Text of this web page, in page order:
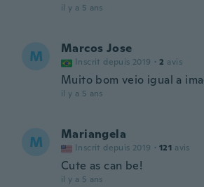
il y a 5 ans
M Marcos Jose
Inscrit depuis 2019 · 2 avis
Muito bom veio igual a
il y a 5 ans
M Mariangela
Inscrit depuis 2019 · 121 avis
Cute as can be!
il y a 5 ans